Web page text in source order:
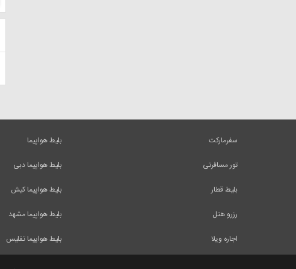
بلیط هواپیما
بلیط هواپیما دبی
بلیط هواپیما کیش
بلیط هواپیما مشهد
بلیط هواپیما تفلیس
سفرمارکت
تور مسافرتی
بلیط قطار
رزرو هتل
اجاره ویلا